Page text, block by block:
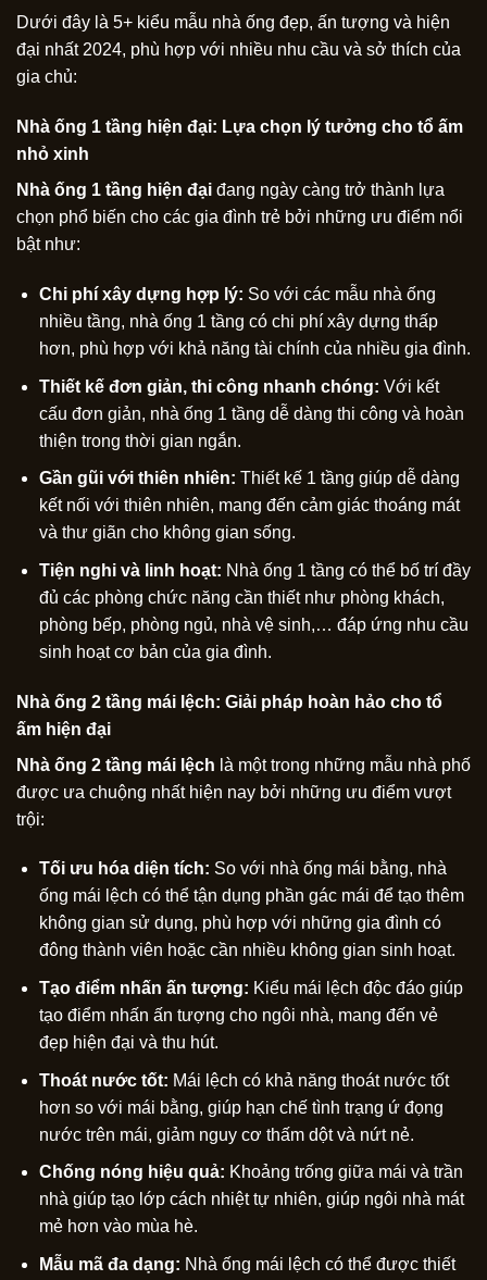
Dưới đây là 5+ kiểu mẫu nhà ống đẹp, ấn tượng và hiện
đại nhất 2024, phù hợp với nhiều nhu cầu và sở thích của
gia chủ:
Nhà ống 1 tầng hiện đại: Lựa chọn lý tưởng cho tổ ấm
nhỏ xinh
Nhà ống 1 tầng hiện đại đang ngày càng trở thành lựa
chọn phổ biến cho các gia đình trẻ bởi những ưu điểm nổi
bật như:
Chi phí xây dựng hợp lý: So với các mẫu nhà ống
nhiều tầng, nhà ống 1 tầng có chi phí xây dựng thấp
hơn, phù hợp với khả năng tài chính của nhiều gia đình.
Thiết kế đơn giản, thi công nhanh chóng: Với kết
cấu đơn giản, nhà ống 1 tầng dễ dàng thi công và hoàn
thiện trong thời gian ngắn.
Gần gũi với thiên nhiên: Thiết kế 1 tầng giúp dễ dàng
kết nối với thiên nhiên, mang đến cảm giác thoáng mát
và thư giãn cho không gian sống.
Tiện nghi và linh hoạt: Nhà ống 1 tầng có thể bố trí đầy
đủ các phòng chức năng cần thiết như phòng khách,
phòng bếp, phòng ngủ, nhà vệ sinh,… đáp ứng nhu cầu
sinh hoạt cơ bản của gia đình.
Nhà ống 2 tầng mái lệch: Giải pháp hoàn hảo cho tổ
ấm hiện đại
Nhà ống 2 tầng mái lệch là một trong những mẫu nhà phố
được ưa chuộng nhất hiện nay bởi những ưu điểm vượt
trội:
Tối ưu hóa diện tích: So với nhà ống mái bằng, nhà
ống mái lệch có thể tận dụng phần gác mái để tạo thêm
không gian sử dụng, phù hợp với những gia đình có
đông thành viên hoặc cần nhiều không gian sinh hoạt.
Tạo điểm nhấn ấn tượng: Kiểu mái lệch độc đáo giúp
tạo điểm nhấn ấn tượng cho ngôi nhà, mang đến vẻ
đẹp hiện đại và thu hút.
Thoát nước tốt: Mái lệch có khả năng thoát nước tốt
hơn so với mái bằng, giúp hạn chế tình trạng ứ đọng
nước trên mái, giảm nguy cơ thấm dột và nứt nẻ.
Chống nóng hiệu quả: Khoảng trống giữa mái và trần
nhà giúp tạo lớp cách nhiệt tự nhiên, giúp ngôi nhà mát
mẻ hơn vào mùa hè.
Mẫu mã đa dạng: Nhà ống mái lệch có thể được thiết